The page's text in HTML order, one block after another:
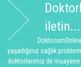
iletin...
yaşadığınız sağlık
doktorlarımız ile